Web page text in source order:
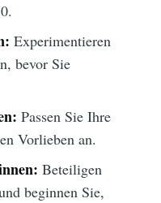
Experimentieren
bevor Sie
Passen Sie Ihre
Vorlieben an.
Beteiligen
beginnen Sie,